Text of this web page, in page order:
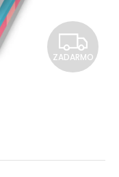
Z
A
R
ZADARMO